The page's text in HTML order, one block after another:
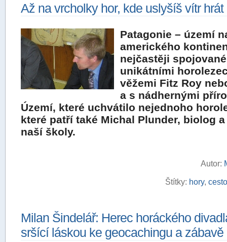
Až na vrcholky hor, kde uslyšíš vítr hrát
Patagonie – území
amerického
nejčastěji
unikátními
věžemi Fitz Roy
a s nádhernými
Území, které uchvátilo nejednoho
které patří také Michal Plunder, biolog
naší školy.
Autor:
Štítky: hory,
Milan Šindelář: Herec horáckého
sršící láskou ke geocachingu a zábavě